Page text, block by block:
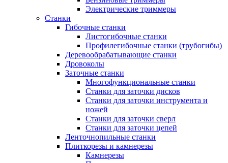
Электрические триммеры
Станки
Гибочные станки
Листогибочные станки
Профилегибочные станки (трубогибы)
Деревообрабатывающие станки
Дровоколы
Заточные станки
Многофункциональные станки
Станки для заточки дисков
Станки для заточки инструмента и
ножей
Станки для заточки сверл
Станки для заточки цепей
Ленточнопильные станки
Плиткорезы и камнерезы
Камнерезы